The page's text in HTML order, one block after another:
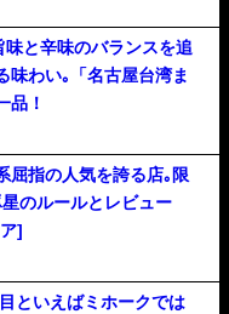
と辛味のバランスを追
味わい｡「名古屋台湾ま
品！
屈指の人気を誇る店｡限
のルールとレビュー
]
といえばミホークでは